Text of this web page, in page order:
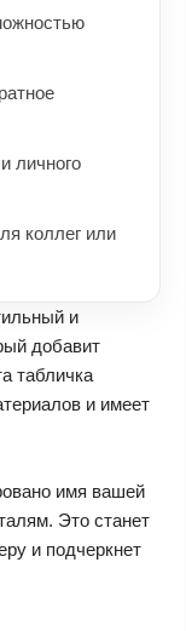
личного
коллег или
и
добавит
табличка
и имеет
имя вашей
Это станет
и подчеркнет